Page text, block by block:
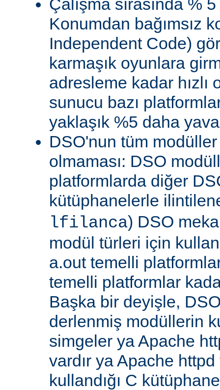
Çalışma sırasında %
Konumdan bağımsız
Independent Code)
karmaşık oyunlara
adresleme kadar hızlı
sunucu bazı
yaklaşık %5 daha
DSO'nun tüm
olmaması: DSO
platformlarda diğer
kütüphanelerle
lfilanca) DSO
modül türleri için
a.out temelli
temelli platformlar
Başka bir deyişle,
derlenmiş modüllerin
simgeler ya Apache
vardır ya Apache
kullandığı C